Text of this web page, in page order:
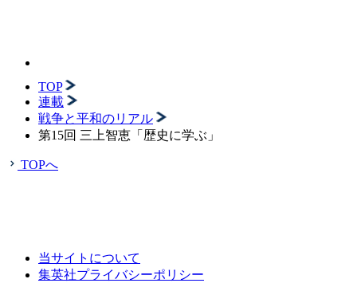
TOP
連載
戦争と平和のリアル
第15回 三上智恵「歴史に学ぶ」
TOPへ
当サイトについて
集英社プライバシーポリシー